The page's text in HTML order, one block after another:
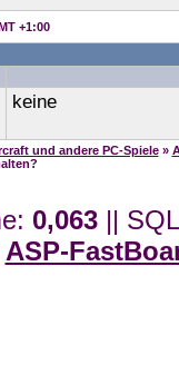
+1:00
keine
und andere PC-Spiele »
0,063||
ASP-